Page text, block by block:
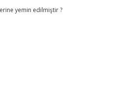
yemin edilmiştir ?